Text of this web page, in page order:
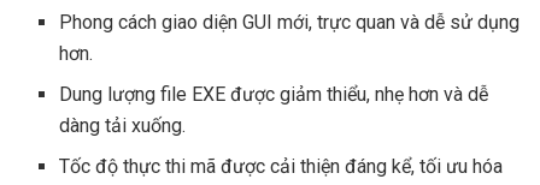
Phong cách giao diện GUI mới, trực quan và dễ sử dụng
hơn.
Dung lượng file EXE được giảm thiểu, nhẹ hơn và dễ
dàng tải xuống.
Tốc độ thực thi mã được cải thiện đáng kể, tối ưu hóa